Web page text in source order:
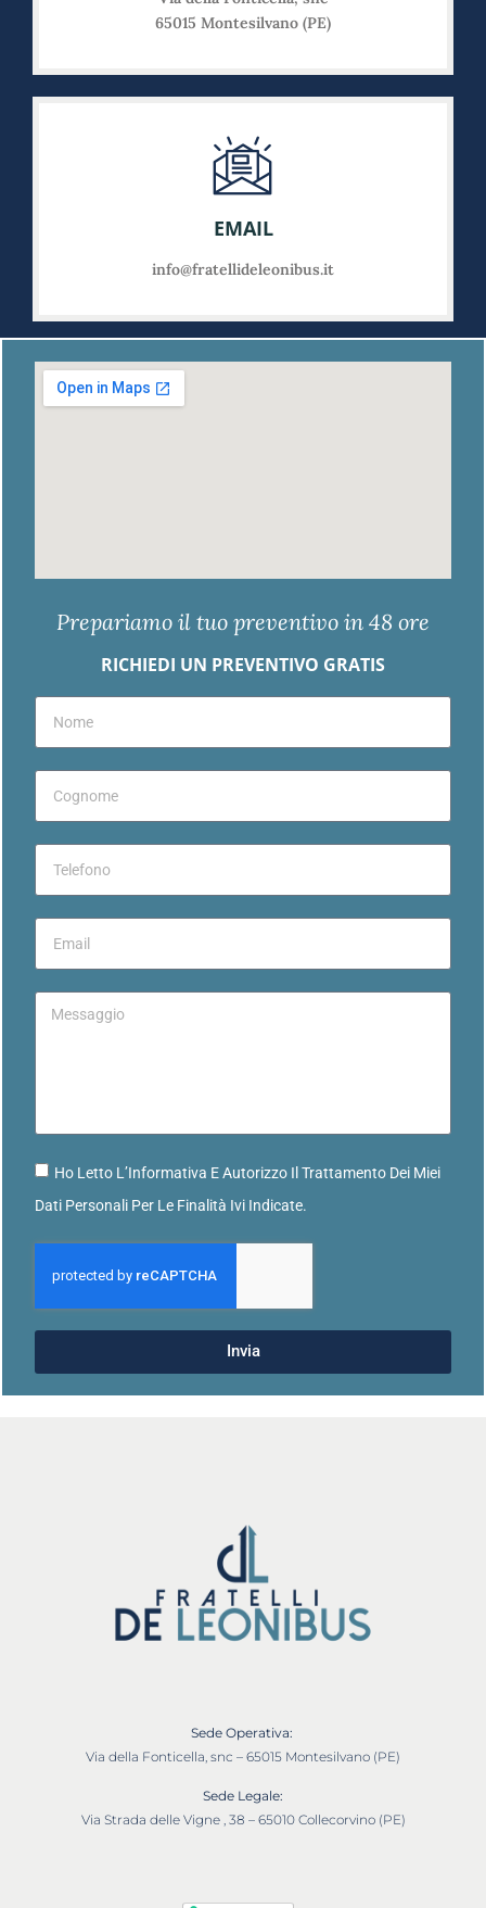
65015 Montesilvano (PE)
EMAIL
info@fratellideleonibus.it
Prepariamo il tuo preventivo in 48 ore
RICHIEDI UN PREVENTIVO GRATIS
Ho Letto L’Informativa E Autorizzo Il Trattamento Dei Miei
Dati Personali Per Le Finalità Ivi Indicate.
Invia
Sede Operativa:
Via della Fonticella, snc – 65015 Montesilvano (PE)
Sede Legale:
Via Strada delle Vigne , 38 – 65010 Collecorvino (PE)